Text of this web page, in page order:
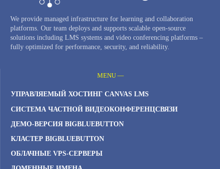
We provide managed infrastructure for learning and collaboration
platforms. Our team deploys and supports scalable open-source
solutions including LMS systems and video conferencing platforms –
fully optimized for performance, security, and reliability.
MENU —
УПРАВЛЯЕМЫЙ ХОСТИНГ CANVAS LMS
СИСТЕМА ЧАСТНОЙ ВИДЕОКОНФЕРЕНЦСВЯЗИ
ДЕМО-ВЕРСИЯ BIGBLUEBUTTON
КЛАСТЕР BIGBLUEBUTTON
ОБЛАЧНЫЕ VPS-СЕРВЕРЫ